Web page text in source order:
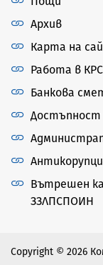
Архив
Карта на
Работа в КРС
Банкова
Достъпност
Вътрешен
ЗЗЛПСПОИН
Copyright © 2026